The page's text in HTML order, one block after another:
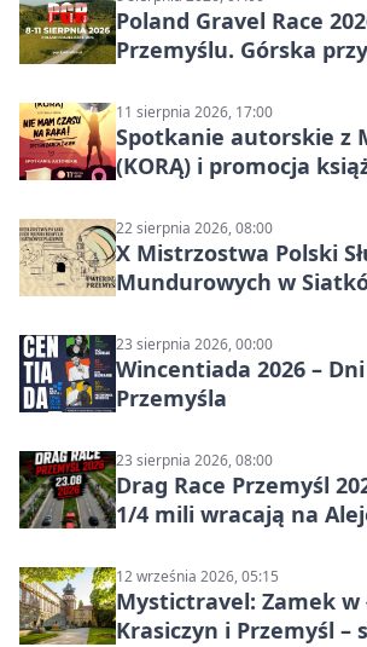
Poland Gravel Race
Przemyślu. Górska
11 sierpnia 2026, 17:00
Spotkanie autorskie z
(KORĄ) i promocja
22 sierpnia 2026, 08:00
X Mistrzostwa Polski
Mundurowych w
23 sierpnia 2026, 00:00
Wincentiada 2026 –
Przemyśla
23 sierpnia 2026, 08:00
Drag Race Przemyśl
1/4 mili wracają na
12 września 2026, 05:15
Mystictravel: Zamek w
Krasiczyn i Przemyśl –